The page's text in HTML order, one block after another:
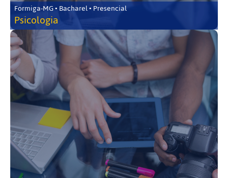
Formiga-MG • Bacharel • Presencial
Psicologia